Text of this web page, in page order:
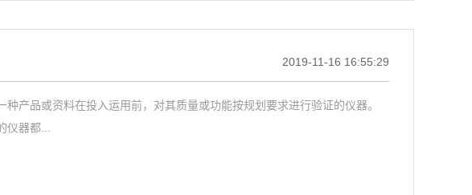
2019-11-16 16:55:29
产品或资料在投入运用前，对其质量或功能按规划要求进行验证的仪器。
器都...